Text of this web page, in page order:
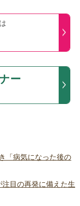
ー
「病気になった後の
目の再発に備えた生